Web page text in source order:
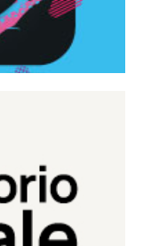
de Filippo